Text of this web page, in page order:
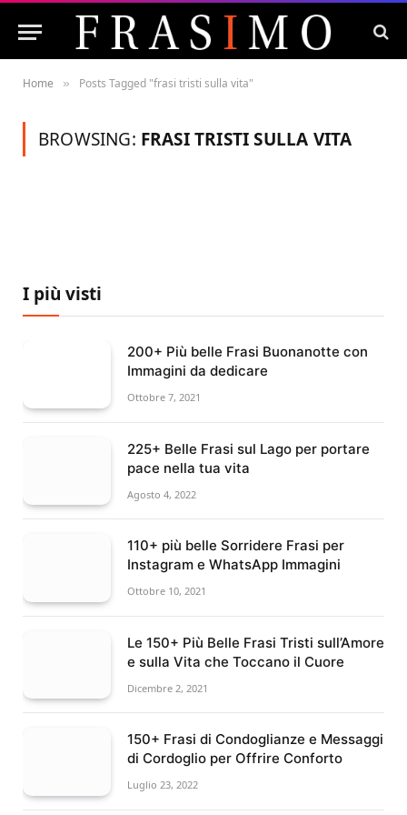
Home » Posts Tagged "frasi tristi sulla vita"
BROWSING: FRASI TRISTI SULLA VITA
I più visti
200+ Più belle Frasi Buonanotte con
Immagini da dedicare
Ottobre 7, 2021
225+ Belle Frasi sul Lago per portare
pace nella tua vita
Agosto 4, 2022
110+ più belle Sorridere Frasi per
Instagram e WhatsApp Immagini
Ottobre 10, 2021
Le 150+ Più Belle Frasi Tristi sull’Amore
e sulla Vita che Toccano il Cuore
Dicembre 2, 2021
150+ Frasi di Condoglianze e Messaggi
di Cordoglio per Offrire Conforto
Luglio 23, 2022